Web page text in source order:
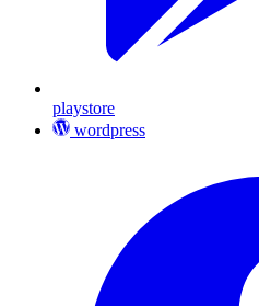
playstore
wordpress